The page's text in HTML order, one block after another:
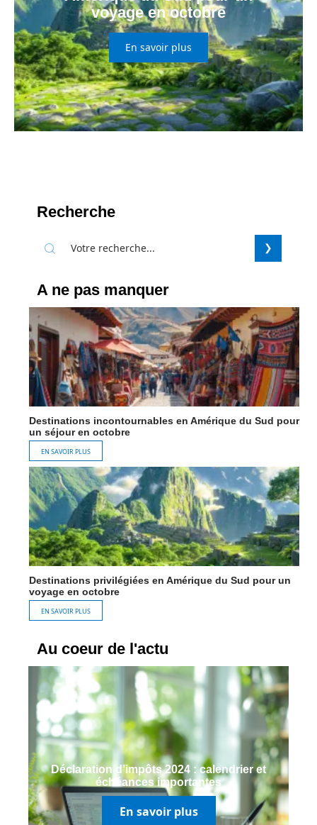
voyage en octobre
En savoir plus
Recherche
A ne pas manquer
Destinations incontournables en Amérique du Sud pour
un séjour en octobre
EN SAVOIR PLUS
Destinations privilégiées en Amérique du Sud pour un
voyage en octobre
EN SAVOIR PLUS
Au coeur de l'actu
Déclaration d’impôts 2024 : calendrier et
échéances importantes
En savoir plus